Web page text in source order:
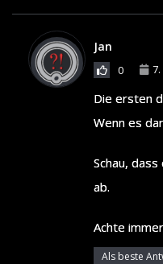
Jan
0
Die ersten
Wenn es
Schau,
ab.
Achte
Als beste